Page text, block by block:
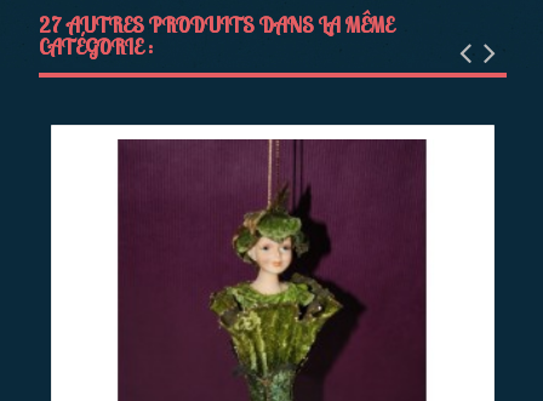
27 AUTRES PRODUITS DANS LA MÊME
CATÉGORIE :